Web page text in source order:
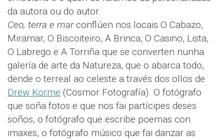
da autora ou do autor.
Ceo, terra e mar conflúen nos locais O Cabazo,
Miramar, O Biscoiteiro, A Brinca, O Casino, Lista,
O Labrego e A Torriña que se converten nunha
galería de arte da Natureza, que o abarca todo,
dende o terreal ao celeste a través dos ollos de
Drew Korme (Cosmor Fotografía). O fotógrafo
que soña fotos e que nos fai partícipes deses
soños, o fotógrafo que escribe poemas con
imaxes, o fotógrafo músico que fai danzar as